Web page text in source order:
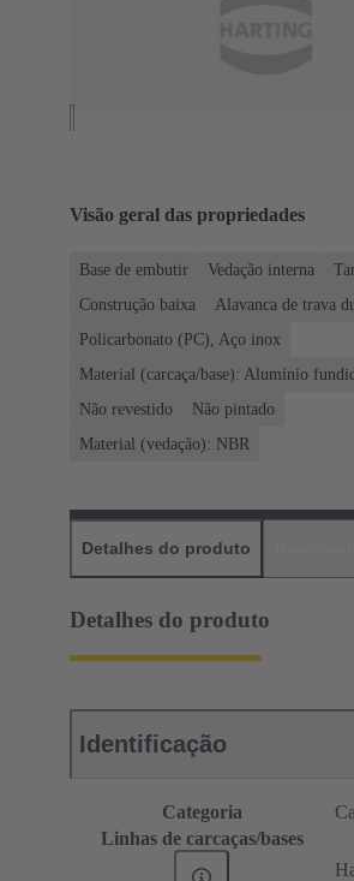
Visão geral das propriedades
Base de embutir Vedação interna
Construção baixa
Alavanca de trava
Policarbonato (PC), Aço inox
Material (carcaça/base): Alumínio
Não revestido
Não pintado
Material (vedação): NBR
Detalhes do produto
Detalhes do produto
Identificação
Categoria
Linhas de carcaças/bases